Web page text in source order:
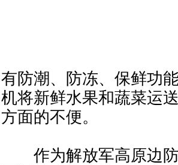
有防潮、防冻、保鲜功
机将新鲜水果和蔬菜运
方面的不便。
作为解放军高原边防